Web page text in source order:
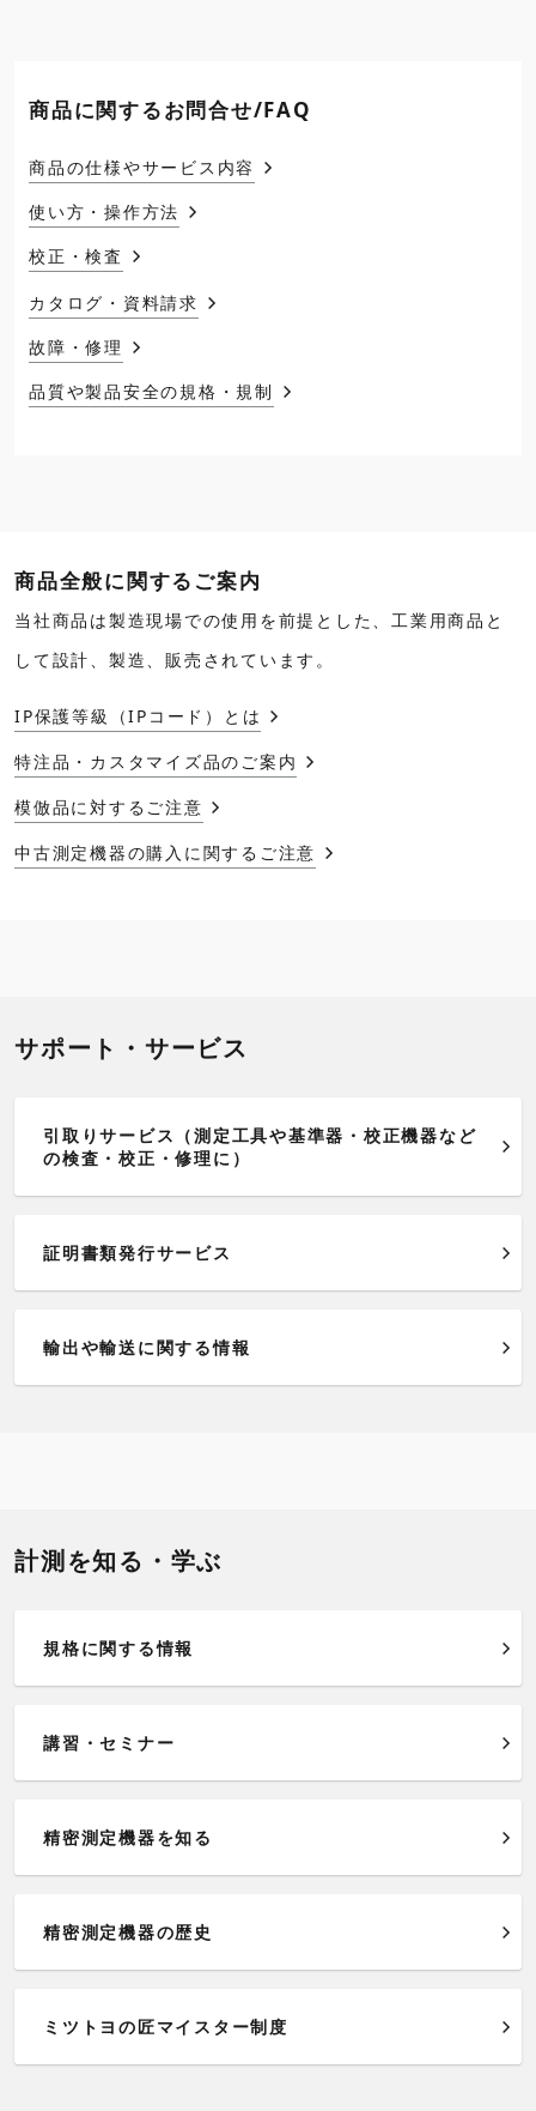
商品に関するお問合せ/FAQ
商品の仕様やサービス内容
使い方・操作方法
校正・検査
カタログ・資料請求
故障・修理
品質や製品安全の規格・規制
商品全般に関するご案内
当社商品は製造現場での使用を前提とした、工業用商品と
して設計、製造、販売されています。
IP保護等級（IPコード）とは
特注品・カスタマイズ品のご案内
模倣品に対するご注意
中古測定機器の購入に関するご注意
サポート・サービス
引取りサービス（測定工具や基準器・校正機器など
の検査・校正・修理に）
証明書類発行サービス
輸出や輸送に関する情報
計測を知る・学ぶ
規格に関する情報
講習・セミナー
精密測定機器を知る
精密測定機器の歴史
ミツトヨの匠マイスター制度